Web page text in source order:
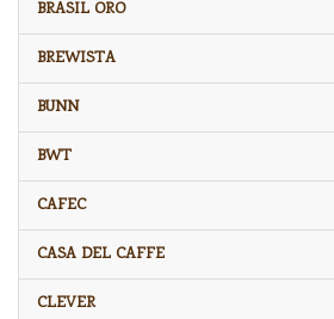
BRASIL ORO
BREWISTA
BUNN
BWT
CAFEC
CASA DEL CAFFE
CLEVER